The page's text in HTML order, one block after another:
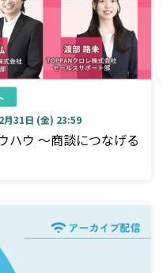
月31日 (金) 23:59
ハウ ～商談につなげる